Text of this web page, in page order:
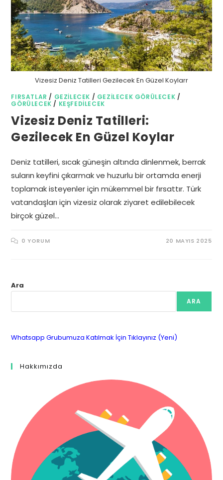
Vizesiz Deniz Tatilleri Gezilecek En Güzel Koylarr
FIRSATLAR / GEZILECEK / GEZILECEK GÖRÜLECEK /
GÖRÜLECEK / KEŞFEDILECEK
Vizesiz Deniz Tatilleri:
Gezilecek En Güzel Koylar
Deniz tatilleri, sıcak güneşin altında dinlenmek, berrak
suların keyfini çıkarmak ve huzurlu bir ortamda enerji
toplamak isteyenler için mükemmel bir fırsattır. Türk
vatandaşları için vizesiz olarak ziyaret edilebilecek
birçok güzel…
0 YORUM 20 MAYIS 2025
Ara
ARA
Whatsapp Grubumuza Katılmak İçin Tıklayınız (Yeni)
Hakkımızda